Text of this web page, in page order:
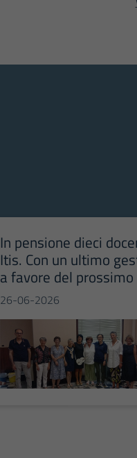
In pensione dieci
Itis. Con un ultimo
a favore del prossimo
26-06-2026